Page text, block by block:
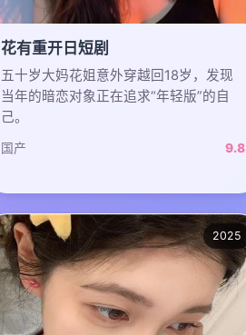
花有重开日短剧
五十岁大妈花姐意外穿越回18岁，发现
当年的暗恋对象正在追求“年轻版”的自
己。
国产 9.8
2025